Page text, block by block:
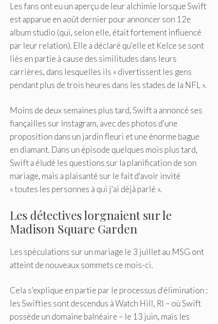
Les fans ont eu un aperçu de leur alchimie lorsque Swift
est apparue en août dernier pour annoncer son 12e
album studio (qui, selon elle, était fortement influencé
par leur relation). Elle a déclaré qu'elle et Kelce se sont
liés en partie à cause des similitudes dans leurs
carrières, dans lesquelles ils « divertissent les gens
pendant plus de trois heures dans les stades de la NFL ».
Moins de deux semaines plus tard, Swift a annoncé ses
fiançailles sur Instagram, avec des photos d'une
proposition dans un jardin fleuri et une énorme bague
en diamant. Dans un épisode quelques mois plus tard,
Swift a éludé les questions sur la planification de son
mariage, mais a plaisanté sur le fait d'avoir invité
« toutes les personnes à qui j'ai déjà parlé ».
Les détectives lorgnaient sur le
Madison Square Garden
Les spéculations sur un mariage le 3 juillet au MSG ont
atteint de nouveaux sommets ce mois-ci.
Cela s'explique en partie par le processus d'élimination :
les Swifties sont descendus à Watch Hill, RI – où Swift
possède un domaine balnéaire – le 13 juin, mais les